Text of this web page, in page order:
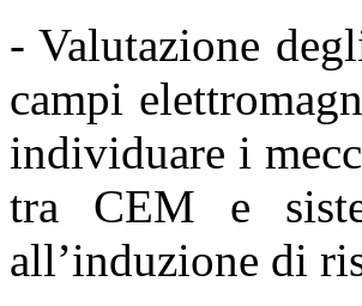
- Valutazione
campi
individuare i
tra CEM e
all’induzione di